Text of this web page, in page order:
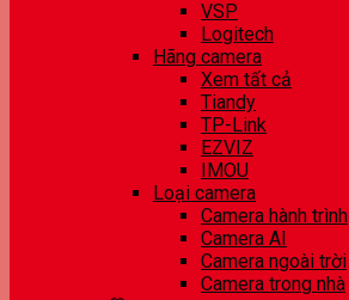
VSP
Logitech
Hãng camera
Xem tất cả
Tiandy
TP-Link
EZVIZ
IMOU
Loại camera
Camera hành trình
Camera AI
Camera ngoài trời
Camera trong nhà